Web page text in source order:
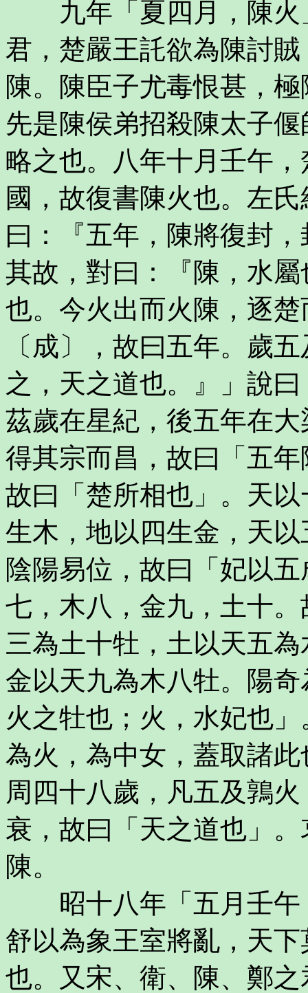
九年「夏四月，陳火
君，楚嚴王託欲為陳討
陳。陳臣子尤毒恨甚，
先是陳侯弟招殺陳太子
略之也。八年十月壬午
國，故復書陳火也。左
曰：『五年，陳將復封
其故，對曰：『陳，水
也。今火出而火陳，逐
〔成〕，故曰五年。歲
之，天之道也。』」說
茲歲在星紀，後五年在
得其宗而昌，故曰「五
故曰「楚所相也」。天
生木，地以四生金，天
陰陽易位，故曰「妃以
七，木八，金九，土十
三為土十牡，土以天五
金以天九為木八牡。陽
火之牡也；火，水妃也
為火，為中女，蓋取諸
周四十八歲，凡五及鶉
衰，故曰「天之道也」
陳。
昭十八年「五月壬午
舒以為象王室將亂，天
也。又宋、衛、陳、鄭